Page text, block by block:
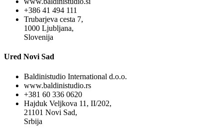
+386 41 494 111
Trubarjeva cesta 7,
1000 Ljubljana,
Slovenija
Ured Novi Sad
Baldinistudio International d.o.o.
www.baldinistudio.rs
+381 60 336 0620
Hajduk Veljkova 11, II/202,
21101 Novi Sad,
Srbija